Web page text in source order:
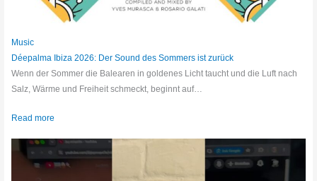
Music
Déepalma Ibiza 2026: Der Sound des Sommers ist zurück
Wenn der Sommer die Balearen in goldenes Licht taucht und die Luft nach
Salz, Wärme und Freiheit schmeckt, beginnt auf…
Read more